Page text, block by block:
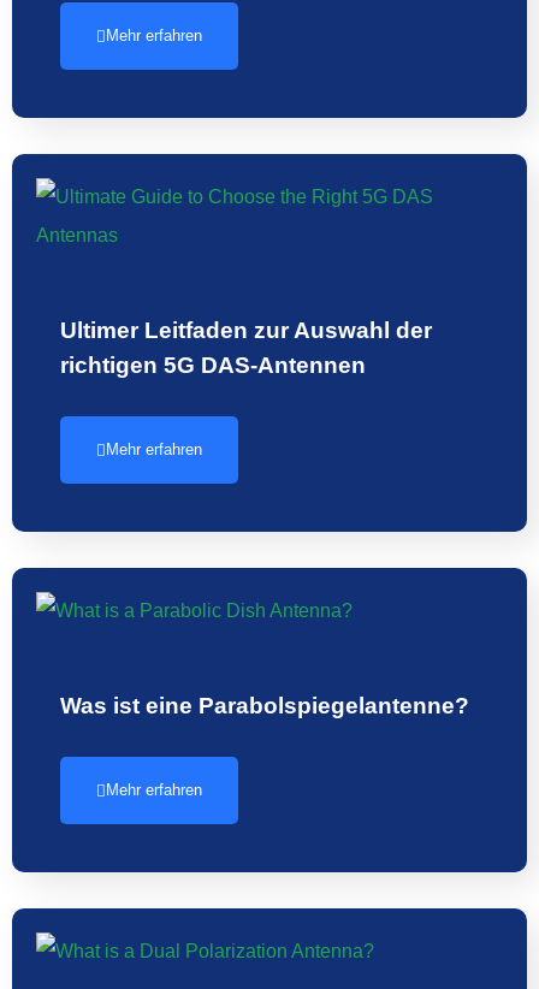
Mehr erfahren
Ultimer Leitfaden zur Auswahl der
richtigen 5G DAS-Antennen
Mehr erfahren
Was ist eine Parabolspiegelantenne?
Mehr erfahren